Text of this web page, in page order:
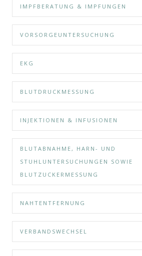
IMPFBERATUNG & IMPFUNGEN
VORSORGEUNTERSUCHUNG
EKG
BLUTDRUCKMESSUNG
INJEKTIONEN & INFUSIONEN
BLUTABNAHME, HARN- UND
STUHLUNTERSUCHUNGEN SOWIE
BLUTZUCKERMESSUNG
NAHTENTFERNUNG
VERBANDSWECHSEL